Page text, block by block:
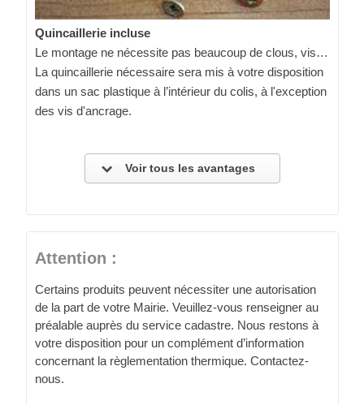
Quincaillerie incluse
Le montage ne nécessite pas beaucoup de clous, vis…
La quincaillerie nécessaire sera mis à votre disposition
dans un sac plastique à l’intérieur du colis, à l'exception
des vis d'ancrage.
Voir tous les avantages
Attention :
Certains produits peuvent nécessiter une autorisation
de la part de votre Mairie. Veuillez-vous renseigner au
préalable auprès du service cadastre. Nous restons à
votre disposition pour un complément d’information
concernant la règlementation thermique. Contactez-
nous.